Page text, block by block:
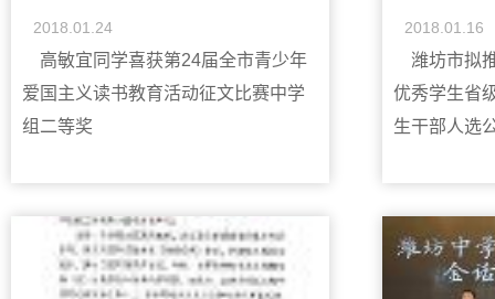
2018.01.24
高敏宜同学喜获第24届全市青少年
爱国主义读书教育活动征文比赛中学
组二等奖
2018.01.16
潍坊市拟
优秀学生省
生干部人选